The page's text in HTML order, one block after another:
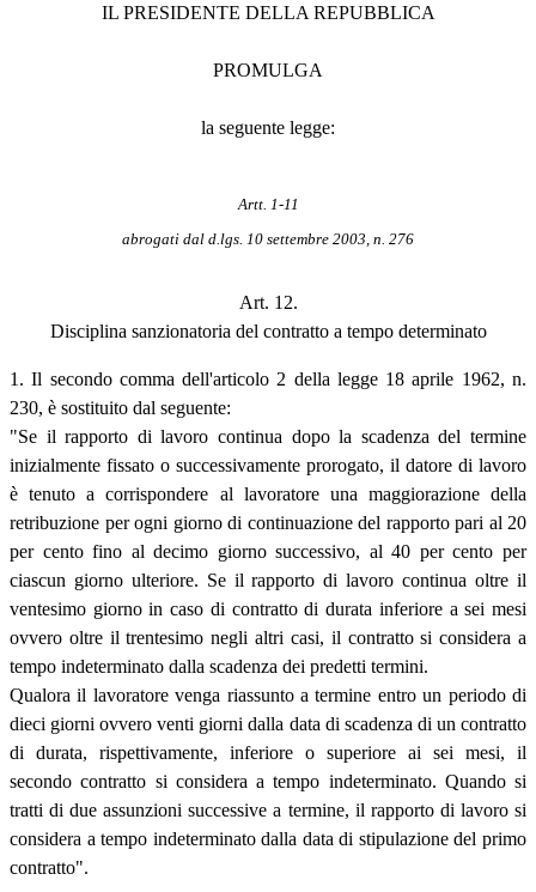
IL PRESIDENTE DELLA REPUBBLICA
PROMULGA
la seguente legge:
Artt. 1-11
abrogati dal d.lgs. 10 settembre 2003, n. 276
Art. 12.
Disciplina sanzionatoria del contratto a tempo determinato
1. Il secondo comma dell'articolo 2 della legge 18 aprile 1962, n.
230, è sostituito dal seguente:
"Se il rapporto di lavoro continua dopo la scadenza del termine
inizialmente fissato o successivamente prorogato, il datore di lavoro
è tenuto a corrispondere al lavoratore una maggiorazione della
retribuzione per ogni giorno di continuazione del rapporto pari al 20
per cento fino al decimo giorno successivo, al 40 per cento per
ciascun giorno ulteriore. Se il rapporto di lavoro continua oltre il
ventesimo giorno in caso di contratto di durata inferiore a sei mesi
ovvero oltre il trentesimo negli altri casi, il contratto si considera a
tempo indeterminato dalla scadenza dei predetti termini.
Qualora il lavoratore venga riassunto a termine entro un periodo di
dieci giorni ovvero venti giorni dalla data di scadenza di un contratto
di durata, rispettivamente, inferiore o superiore ai sei mesi, il
secondo contratto si considera a tempo indeterminato. Quando si
tratti di due assunzioni successive a termine, il rapporto di lavoro si
considera a tempo indeterminato dalla data di stipulazione del primo
contratto".